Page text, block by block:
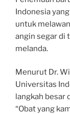
Indonesia
untuk
angin segar di
melanda.
Menurut Dr.
Universitas
langkah besar
“Obat yang